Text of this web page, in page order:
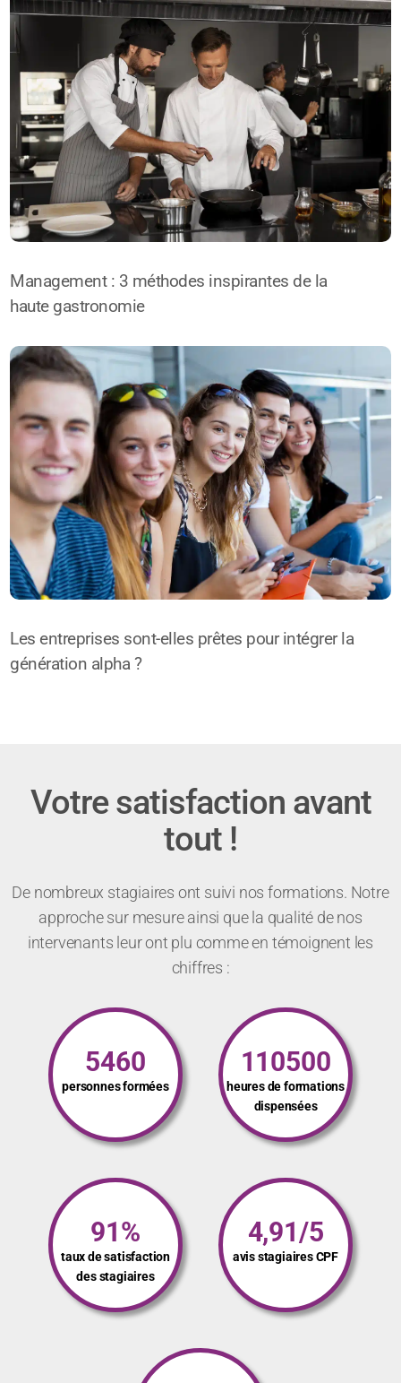
Management : 3 méthodes inspirantes de la
haute gastronomie
Les entreprises sont-elles prêtes pour intégrer la
génération alpha ?
Votre satisfaction avant
tout !
De nombreux stagiaires ont suivi nos formations. Notre
approche sur mesure ainsi que la qualité de nos
intervenants leur ont plu comme en témoignent les
chiffres :
5460
personnes formées
110500
heures de formations
dispensées
91%
taux de satisfaction
des stagiaires
4,91/5
avis stagiaires CPF